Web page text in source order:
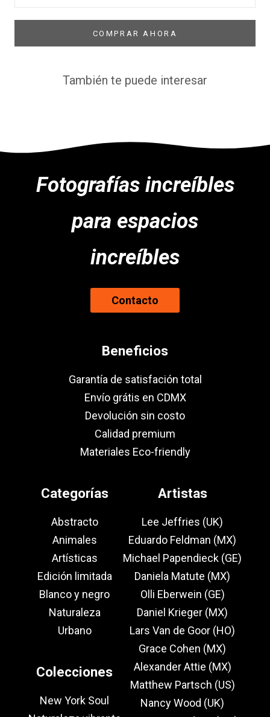
COMPRAR AHORA
También te puede interesar
Fotografías increíbles
para espacios
increíbles
Contacto
Beneficios
Garantía de satisfación total
Envío grátis en CDMX
Devolución sin costo
Calidad premium
Materiales Eco-friendly
Categorías
Abstracto
Animales
Artísticas
Edición limitada
Blanco y negro
Naturaleza
Urbano
Colecciones
New York Soul
Artistas
Lee Jeffries (UK)
Eduardo Feldman (MX)
Michael Papendieck (GE)
Daniela Matute (MX)
Olli Eberwein (GE)
Daniel Krieger (MX)
Lars Van de Goor (HO)
Grace Cohen (MX)
Alexander Attie (MX)
Matthew Partsch (US)
Nancy Wood (UK)